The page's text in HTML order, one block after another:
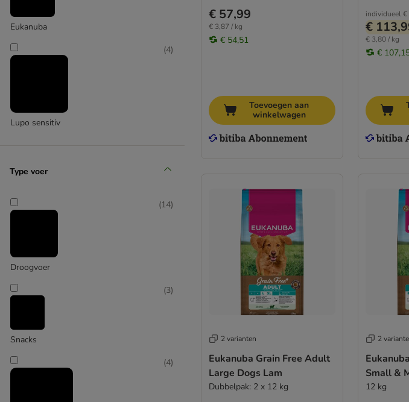
Eukanuba
Lupo sensitiv
(4)
Luposan
Smolke
( )
Type voer
Droogvoer
(14)
Snacks
(3)
(4)
€ 57,99
€ 3,87 / kg
€ 54,51
Toevoegen aan
winkelwagen
individueel €
€
€ 3,80 / kg
€
2 varianten
Eukanuba Grain Free Adult
Large Dogs Lam
Dubbelpak: 2 x 12 kg
2
Small &
12 kg